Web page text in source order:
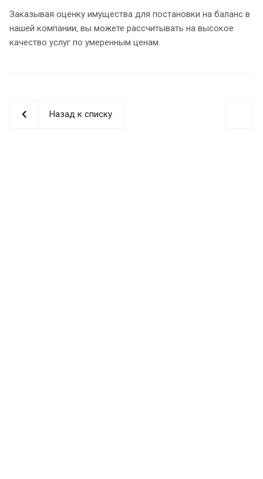
Заказывая оценку имущества для постановки на баланс в
нашей компании, вы можете рассчитывать на высокое
качество услуг по умеренным ценам.
Назад к списку